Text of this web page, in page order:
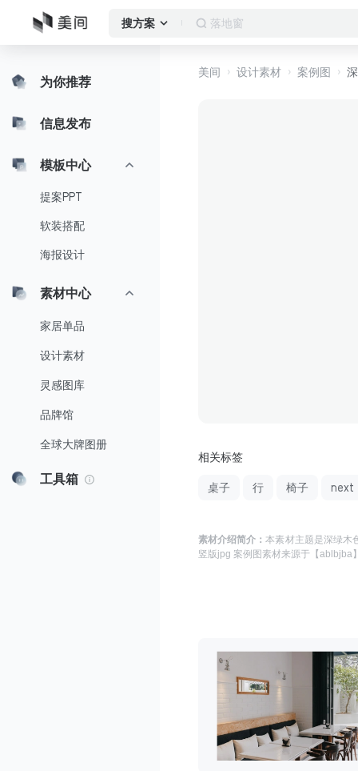
搜方案 落地窗
为你推荐
信息发布
模板中心
提案PPT
软装搭配
海报设计
素材中心
家居单品
设计素材
灵感图库
品牌馆
全球大牌图册
工具箱
美间 设计素材 案例图
相关标签
桌子 行 椅子 next
素材介绍简介：本素材主题是深绿木
竖版jpg 案例图 素材来源于 【ablbjba